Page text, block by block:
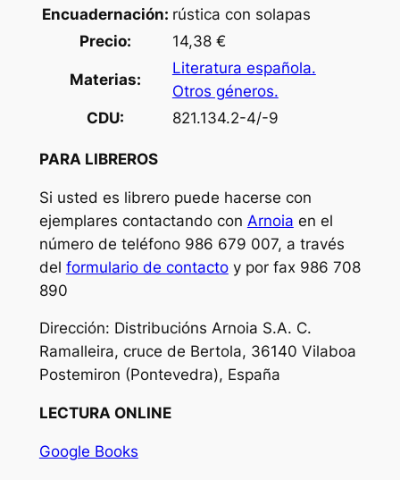
Encuadernación: rústica con solapas
Precio:
14,38 €
Materias:
Literatura española.
Otros géneros.
CDU:
821.134.2-4/-9
PARA LIBREROS
Si usted es librero puede hacerse con
ejemplares contactando con Arnoia en el
número de teléfono 986 679 007, a través
del formulario de contactoy por fax 986 708
890
Dirección: Distribucións Arnoia S.A. C.
Ramalleira, cruce de Bertola, 36140 Vilaboa
Postemiron (Pontevedra), España
LECTURA ONLINE
Google Books